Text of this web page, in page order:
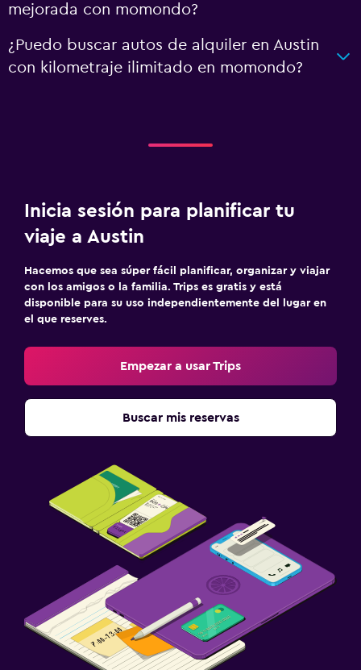
mejorada con momondo?
¿Puedo buscar autos de alquiler en Austin
con kilometraje ilimitado en momondo?
Inicia sesión para planificar tu
viaje a Austin
Hacemos que sea súper fácil planificar, organizar y viajar
con los amigos o la familia. Trips es gratis y está
disponible para su uso independientemente del lugar en
el que reserves.
Empezar a usar Trips
Buscar mis reservas